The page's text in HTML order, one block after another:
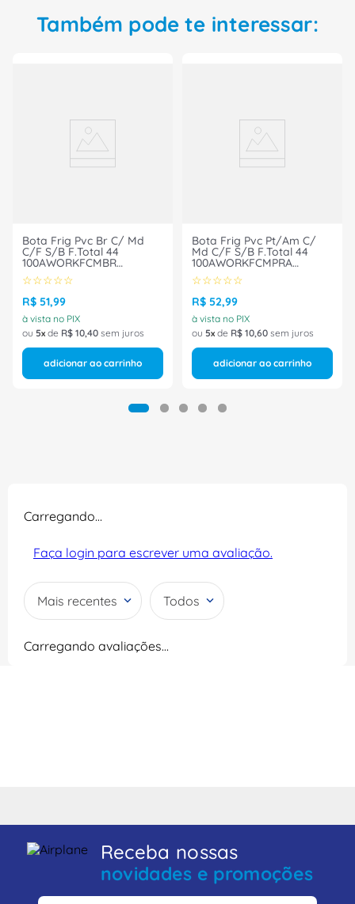
Também pode te interessar:
Bota Frig Pvc Br C/ Md
C/F S/B F.Total 44
100AWORKFCMBR
Marluvas
☆☆☆☆☆
R$ 51,99
à vista no PIX
ou 5 de R$ 10,40 sem juros
adicionar ao carrinho
Bota Frig Pvc Pt/Am C/
Md C/F S/B F.Total 44
100AWORKFCMPRA
Marluvas
☆☆☆☆☆
R$ 52,99
à vista no PIX
ou 5 de R$ 10,60 sem juros
adicionar ao carrinho
Carregando…
Faça login para escrever uma avaliação.
Mais recentes Todos
Carregando avaliações…
Receba nossas
novidades e promoções